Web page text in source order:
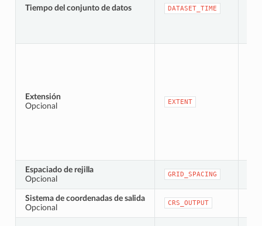
Tiempo del conjunto de datos DATASET_TIME
Extensión
Opcional
EXTENT
Espaciado de rejilla
Opcional
GRID_SPACING
Sistema de coordenadas de salida
Opcional
CRS_OUTPUT